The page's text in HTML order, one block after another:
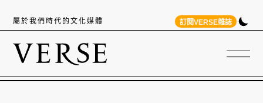
屬於我們時代的文化媒體 訂閱VERSE雜誌